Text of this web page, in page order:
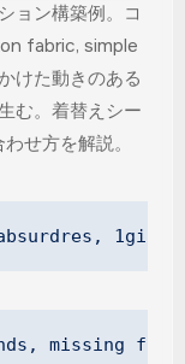
ョン構築例。コ
fabric, simple
けた動きのある
む。着替えシー
せ方を解説。
missing